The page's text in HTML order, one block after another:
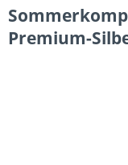
Premium-